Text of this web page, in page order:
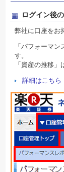
ログイン後
弊社に口座をお
「パフォーマ
す。
「資産の推移
詳細はこちら